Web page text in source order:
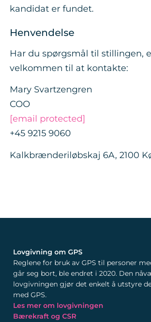
kandidat er fundet.
Henvendelse
Har du spørgsmål til stillingen,
velkommen til at kontakte:
Mary Svartzengren
COO
[email protected]
+45 9215 9060
Kalkbrænderiløbskaj 6A, 2100
Lovgivning om GPS
Reglene for bruk av GPS til personer
går seg bort, ble endret i 2020. Den
lovgivningen gjør det enkelt å utstyre
med GPS.
Les mer om lovgivningen
Bærekraft og CSR